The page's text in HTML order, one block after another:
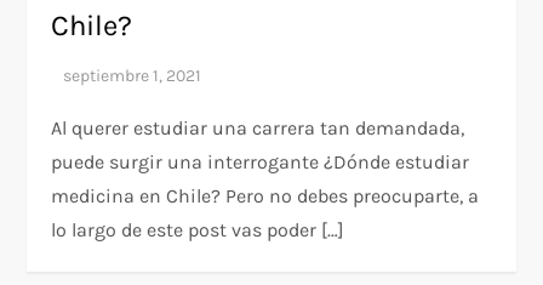
Chile?
Al querer estudiar una carrera tan demandada,
puede surgir una interrogante ¿Dónde estudiar
medicina en Chile? Pero no debes preocuparte, a
lo largo de este post vas poder […]